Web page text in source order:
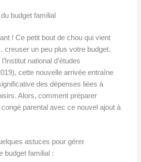
budget familial
! Ce petit bout de chou qui vient
creuser un peu plus votre budget.
national d’études
cette nouvelle arrivée entraîne
des dépenses liées à
Alors, comment préparer
parental avec ce nouvel ajout à
astuces pour gérer
budget familial :